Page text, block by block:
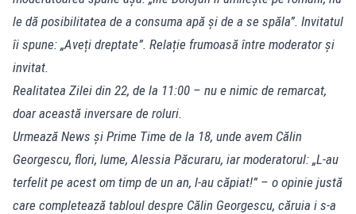
le dă posibilitatea de a consuma apă și de a se spăla”. Invitatul
îi spune: „Aveți dreptate”. Relație frumoasă între moderator și
invitat.
Realitatea Zilei din 22, de la 11:00 – nu e nimic de remarcat,
doar această inversare de roluri.
Urmează News și Prime Time de la 18, unde avem Călin
Georgescu, flori, lume, Alessia Păcuraru, iar moderatorul: „L-au
terfelit pe acest om timp de un an, l-au căpiat!” – o opinie justă
care completează tabloul despre Călin Georgescu, căruia i s-a